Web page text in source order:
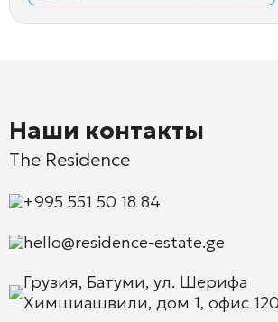
Наши контакты
The Residence
+995 551 50 18 84
hello@residence-estate.ge
Грузия, Батуми, ул. Шерифа
Химшиашвили, дом 1, офис